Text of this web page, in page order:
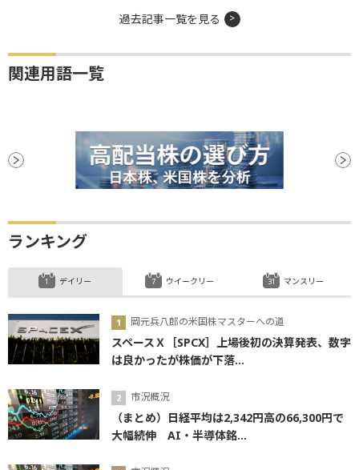
過去記事一覧を見る
関連用語一覧
ランキング
デイリー
岡元兵八郎の米国株マスターへの道
スペースＸ［SPCX］上場後初の決算発表、数字
は良かったが株価が下落...
市況概況
（まとめ）日経平均は2,342円高の66,300円で
大幅続伸 AI・半導体銘...
ウイークリー マンスリー